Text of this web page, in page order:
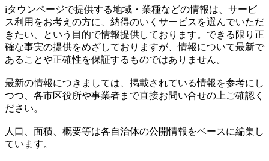
iタウンページで提供する地域・業種などの情報は、サービ
ス利用をお考えの方に、納得のいくサービスを選んでいただ
きたい、という目的で情報提供しております。できる限り正
確な事実の提供をめざしておりますが、情報について最新で
あることや正確性を保証するものではありません。
最新の情報につきましては、掲載されている情報を参考にし
つつ、各市区役所や事業者まで直接お問い合せの上ご確認く
ださい。
人口、面積、概要等は各自治体の公開情報をベースに編集し
ています。